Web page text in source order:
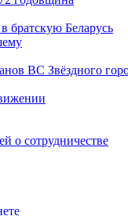
братскую Беларусь
ВС Звёздного
о сотрудничестве